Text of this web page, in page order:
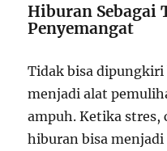
Hiburan Sebagai
Penyemangat
Tidak bisa
menjadi alat
ampuh. Ketika stres,
hiburan bisa menjadi